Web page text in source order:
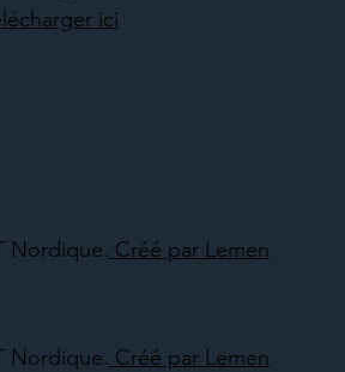
Nordique. Créé par Lemen
Nordique. Créé par Lemen
ici